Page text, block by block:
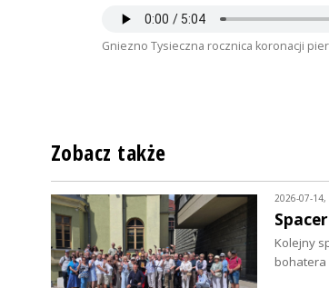
Gniezno Tysieczna rocznica koronacji
Zobacz także
2026-07-14,
Kolejny
bohatera